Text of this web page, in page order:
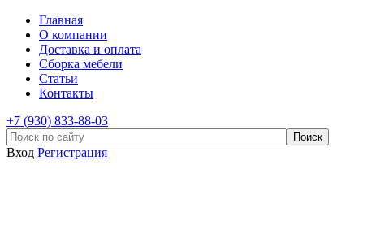
Главная
О компании
Доставка и оплата
Сборка мебели
Статьи
Контакты
+7 (930) 833-88-03
Вход Регистрация